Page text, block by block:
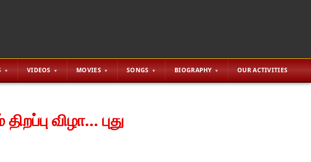
VIDEOS MOVIES SONGS BIOGRAPHY OUR ACTIVITIES
விழா... புது